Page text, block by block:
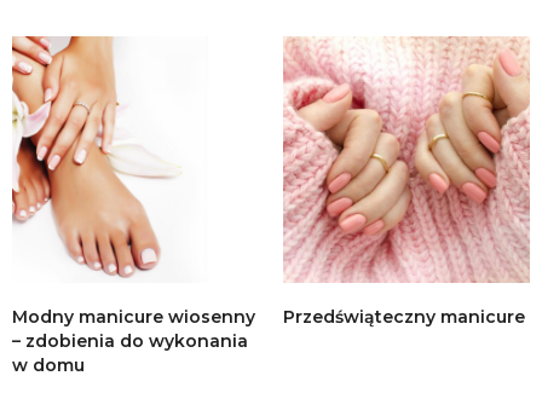
Modny manicure wiosenny
– zdobienia do wykonania
w domu
Przedświąteczny manicure